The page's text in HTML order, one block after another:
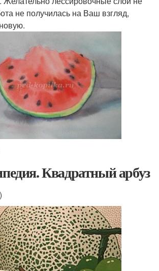
не получилась на Ваш взгляд,
Квадратный арбуз